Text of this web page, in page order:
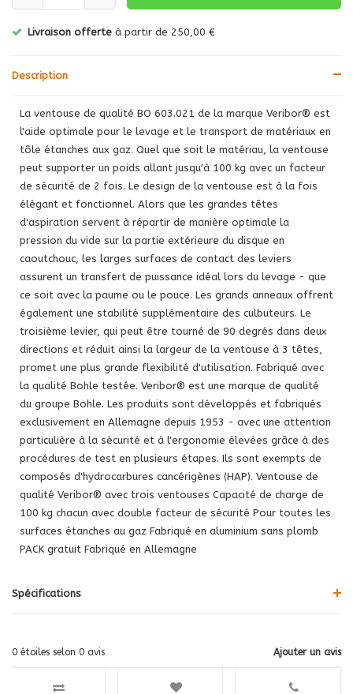
Livraison offerte à partir de 250,00 €
Description
La ventouse de qualité BO 603.021 de la marque Veribor® est
l'aide optimale pour le levage et le transport de matériaux en
tôle étanches aux gaz. Quel que soit le matériau, la ventouse
peut supporter un poids allant jusqu'à 100 kg avec un facteur
de sécurité de 2 fois. Le design de la ventouse est à la fois
élégant et fonctionnel. Alors que les grandes têtes
d'aspiration servent à répartir de manière optimale la
pression du vide sur la partie extérieure du disque en
caoutchouc, les larges surfaces de contact des leviers
assurent un transfert de puissance idéal lors du levage - que
ce soit avec la paume ou le pouce. Les grands anneaux offrent
également une stabilité supplémentaire des culbuteurs. Le
troisième levier, qui peut être tourné de 90 degrés dans deux
directions et réduit ainsi la largeur de la ventouse à 3 têtes,
promet une plus grande flexibilité d'utilisation. Fabriqué avec
la qualité Bohle testée. Veribor® est une marque de qualité
du groupe Bohle. Les produits sont développés et fabriqués
exclusivement en Allemagne depuis 1953 - avec une attention
particulière à la sécurité et à l'ergonomie élevées grâce à des
procédures de test en plusieurs étapes. Ils sont exempts de
composés d'hydrocarbures cancérigènes (HAP). Ventouse de
qualité Veribor® avec trois ventouses Capacité de charge de
100 kg chacun avec double facteur de sécurité Pour toutes les
surfaces étanches au gaz Fabriqué en aluminium sans plomb
PACK gratuit Fabriqué en Allemagne
Spécifications
Ajouter un avis
0 étoiles selon 0 avis